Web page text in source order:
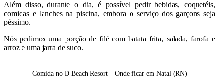
Além disso, durante o dia, é possível pedir bebidas, coquetéis,
comidas e lanches na piscina, embora o serviço dos garçons seja
péssimo.
Nós pedimos uma porção de filé com batata frita, salada, farofa e
arroz e uma jarra de suco.
Comida no D Beach Resort – Onde ficar em Natal (RN)